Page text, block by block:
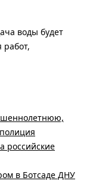
воды будет
работ,
российские
в Ботсаде ДНУ